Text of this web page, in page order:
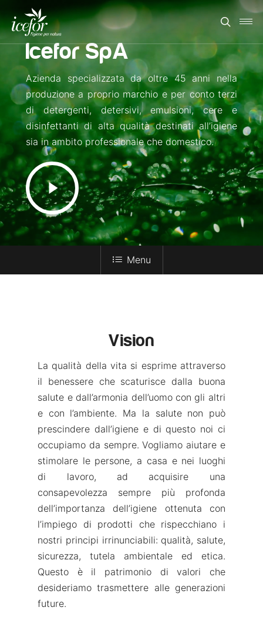
to
content
search
Icefor SpA
Azienda specializzata da oltre 45 anni nella
produzione a proprio marchio e per conto terzi
di detergenti, detersivi, emulsioni, cere e
disinfettanti di alta qualità destinati all’igiene
sia in ambito professionale che domestico.
Play
Video
Menu
Vision
La qualità della vita si esprime attraverso
il benessere che scaturisce dalla buona
salute e dall’armonia dell’uomo con gli altri
e con l’ambiente. Ma la salute non può
prescindere dall’igiene e di questo noi ci
occupiamo da sempre. Vogliamo aiutare e
stimolare le persone, a casa e nei luoghi
di lavoro, ad acquisire una
consapevolezza sempre più profonda
dell’importanza dell’igiene ottenuta con
l’impiego di prodotti che rispecchiano i
nostri principi irrinunciabili: qualità, salute,
sicurezza, tutela ambientale ed etica.
Questo è il patrimonio di valori che
desideriamo trasmettere alle generazioni
future.